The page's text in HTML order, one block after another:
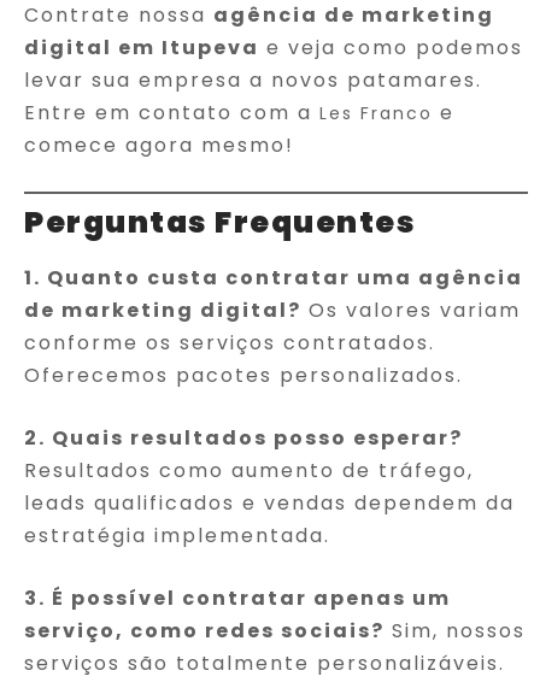
Contrate nossa agência de marketing
digital em Itupeva e veja como podemos
levar sua empresa a novos patamares.
Entre em contato com a Les Franco e
comece agora mesmo!
Perguntas Frequentes
1. Quanto custa contratar uma agência
de marketing digital? Os valores variam
conforme os serviços contratados.
Oferecemos pacotes personalizados.
2. Quais resultados posso esperar?
Resultados como aumento de tráfego,
leads qualificados e vendas dependem da
estratégia implementada.
3. É possível contratar apenas um
serviço, como redes sociais? Sim, nossos
serviços são totalmente personalizáveis.